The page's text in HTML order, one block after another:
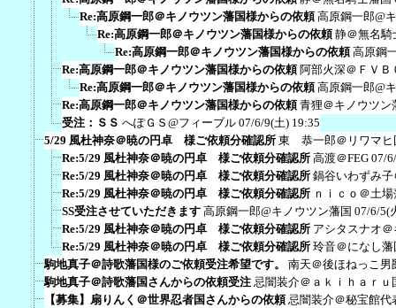
Re:高原鋼一郎＠キノウツン藩国様からの依頼 高原鋼一郎@
Re:高原鋼一郎＠キノウツン藩国様からの依頼 静＠無名騎
Re:高原鋼一郎＠キノウツン藩国様からの依頼 高原鋼
Re:高原鋼一郎＠キノウツン藩国様からの依頼 阿部火深＠ＦＶＢ
Re:高原鋼一郎＠キノウツン藩国様からの依頼 高原鋼一郎@
Re:高原鋼一郎＠キノウツン藩国様からの依頼 青狸＠キノウツン
受注：ＳＳ へぽＧＳ@フィーブル 07/6/9(土) 19:35
5/29 風杜神奈＠暁の円卓 様ご依頼分確認所 東 恭一郎＠リワマヒ
Re:5/29 風杜神奈＠暁の円卓 様ご依頼分確認所 高渡＠FEG 07/
Re:5/29 風杜神奈＠暁の円卓 様ご依頼分確認所 鍋谷いわずみ
Re:5/29 風杜神奈＠暁の円卓 様ご依頼分確認所 ｎｉｃｏ＠土
SS受注させていただきます 高原鋼一郎@キノウツン藩国 07/6/5(
Re:5/29 風杜神奈＠暁の円卓 様ご依頼分確認所 アシタスナオ
Re:5/29 風杜神奈＠暁の円卓 様ご依頼分確認所 玲音＠になし藩
駒地真子＠詩歌藩国様のご依頼受注希望です。
南天＠後ほねっこ男
駒地真子＠詩歌藩国さんからの依頼受注 忌闇装介＠ａｋｉｈａｒｕ
【募集】扇りんく＠世界忍者国さんからの依頼 忌闇装介＠秘宝館代